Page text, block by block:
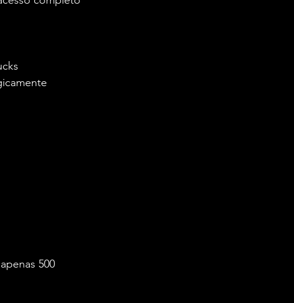
500